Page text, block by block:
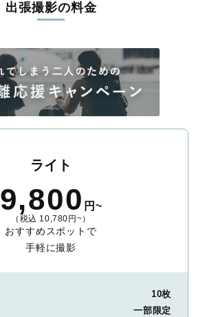
出張撮影の料金
ライト
9,800 円~
（税込 10,780円~）
おすすめスポットで
手軽に撮影
10枚
一部限定